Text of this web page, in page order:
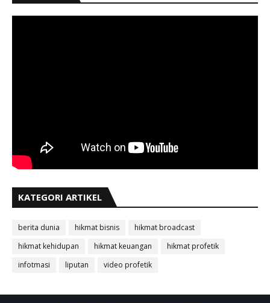
KATEGORI ARTIKEL
berita dunia hikmat bisnis
hikmat broadcast
hikmat kehidupan
hikmat keuangan
hikmat profetik
infotmasi
liputan video profetik